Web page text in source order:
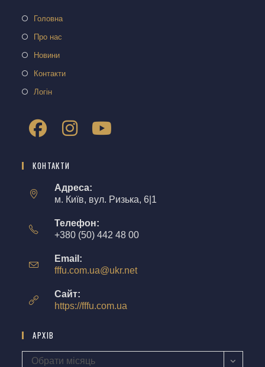
Головна
Про нас
Новини
Контакти
Логін
КОНТАКТИ
Адреса:
м. Київ, вул. Ризька, 6|1
Телефон:
+380 (50) 442 48 00
Email:
fffu.com.ua@ukr.net
Сайт:
https://fffu.com.ua
АРХІВ
Обрати місяць